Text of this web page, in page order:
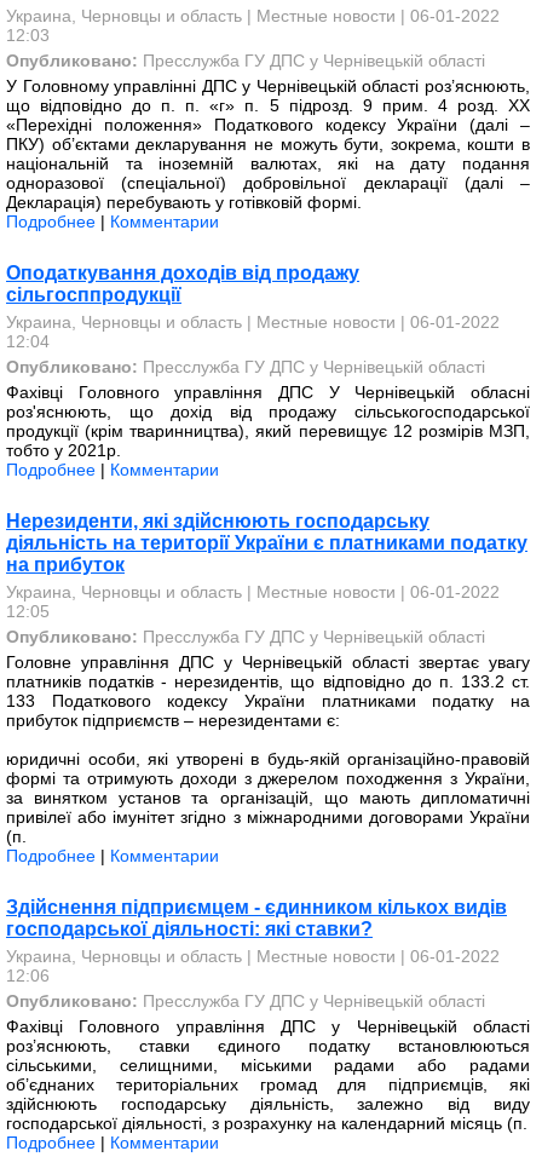
Украина, Черновцы и область | Местные новости | 06-01-2022
12:03
Опубликовано: Пресслужба ГУ ДПС у Чернівецькій області
У Головному управлінні ДПС у Чернівецькій області роз’яснюють,
що відповідно до п. п. «г» п. 5 підрозд. 9 прим. 4 розд. XX
«Перехідні положення» Податкового кодексу України (далі –
ПКУ) об’єктами декларування не можуть бути, зокрема, кошти в
національній та іноземній валютах, які на дату подання
одноразової (спеціальної) добровільної декларації (далі –
Декларація) перебувають у готівковій формі.
Подробнее | Комментарии
Оподаткування доходів від продажу
сільгосппродукції
Украина, Черновцы и область | Местные новости | 06-01-2022
12:04
Опубликовано: Пресслужба ГУ ДПС у Чернівецькій області
Фахівці Головного управління ДПС У Чернівецькій обласні
роз'яснюють, що дохід від продажу сільськогосподарської
продукції (крім тваринництва), який перевищує 12 розмірів МЗП,
тобто у 2021р.
Подробнее | Комментарии
Нерезиденти, які здійснюють господарську
діяльність на території України є платниками податку
на прибуток
Украина, Черновцы и область | Местные новости | 06-01-2022
12:05
Опубликовано: Пресслужба ГУ ДПС у Чернівецькій області
Головне управління ДПС у Чернівецькій області звертає увагу
платників податків - нерезидентів, що відповідно до п. 133.2 ст.
133 Податкового кодексу України платниками податку на
прибуток підприємств – нерезидентами є:
юридичні особи, які утворені в будь-якій організаційно-правовій
формі та отримують доходи з джерелом походження з України,
за винятком установ та організацій, що мають дипломатичні
привілеї або імунітет згідно з міжнародними договорами України
(п.
Подробнее | Комментарии
Здійснення підприємцем - єдинником кількох видів
господарської діяльності: які ставки?
Украина, Черновцы и область | Местные новости | 06-01-2022
12:06
Опубликовано: Пресслужба ГУ ДПС у Чернівецькій області
Фахівці Головного управління ДПС у Чернівецькій області
роз’яснюють, ставки єдиного податку встановлюються
сільськими, селищними, міськими радами або радами
об’єднаних територіальних громад для підприємців, які
здійснюють господарську діяльність, залежно від виду
господарської діяльності, з розрахунку на календарний місяць (п.
Подробнее | Комментарии